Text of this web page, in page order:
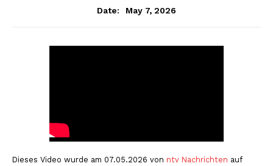
Date:
May 7, 2026
Dieses Video wurde am 07.05.2026 von ntv Nachrichten auf